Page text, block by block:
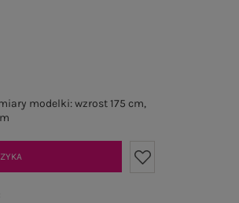
modelki: wzrost 175 cm,